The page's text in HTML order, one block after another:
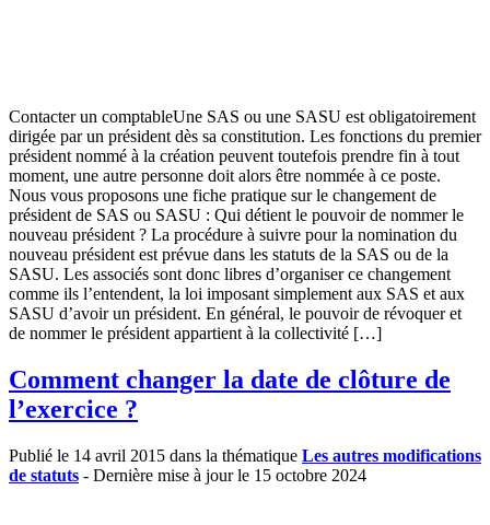
Contacter un comptableUne SAS ou une SASU est obligatoirement
dirigée par un président dès sa constitution. Les fonctions du premier
président nommé à la création peuvent toutefois prendre fin à tout
moment, une autre personne doit alors être nommée à ce poste.
Nous vous proposons une fiche pratique sur le changement de
président de SAS ou SASU : Qui détient le pouvoir de nommer le
nouveau président ? La procédure à suivre pour la nomination du
nouveau président est prévue dans les statuts de la SAS ou de la
SASU. Les associés sont donc libres d’organiser ce changement
comme ils l’entendent, la loi imposant simplement aux SAS et aux
SASU d’avoir un président. En général, le pouvoir de révoquer et
de nommer le président appartient à la collectivité […]
Comment changer la date de clôture de
l’exercice ?
Publié le 14 avril 2015 dans la thématique Les autres modifications
de statuts - Dernière mise à jour le 15 octobre 2024